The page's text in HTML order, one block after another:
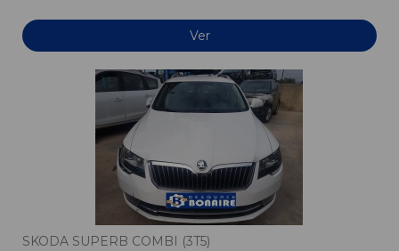
Ver
SKODA SUPERB COMBI (3T5)